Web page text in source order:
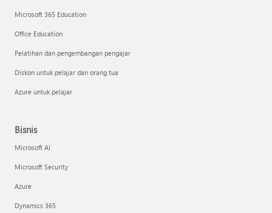
Microsoft 365 Education
Office Education
Pelatihan dan pengembangan pengajar
Diskon untuk pelajar dan orang tua
Azure untuk pelajar
Bisnis
Microsoft AI
Microsoft Security
Azure
Dynamics 365